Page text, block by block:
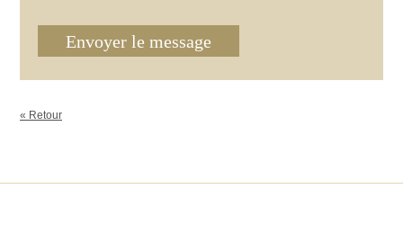
Envoyer le message
« Retour